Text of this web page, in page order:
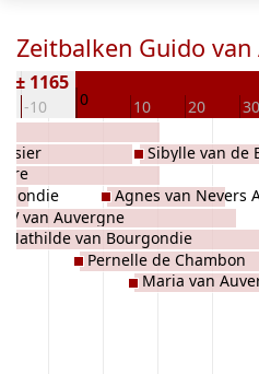
Zeitbalken Guido van
-10 0 10 20 30
± 1165
van Auvergne
Mathilde van Bourgondie
Pernelle de Chambon
Agnes van Nevers
Maria van
Sibylle van de